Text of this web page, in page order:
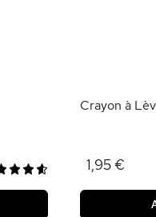
Crayon à
1,95 €